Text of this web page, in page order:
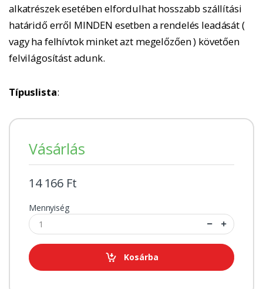
alkatrészek esetében elfordulhat hosszabb szállítási
határidő erről MINDEN esetben a rendelés leadását (
vagy ha felhívtok minket azt megelőzően ) követően
felvilágosítást adunk.
Típuslista:
Vásárlás
14 166 Ft
Mennyiség
Kosárba